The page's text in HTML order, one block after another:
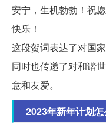
安宁，生机勃勃！祝
快乐！
这段贺词表达了对国
同时也传递了对和谐
意和友爱。
2023年新年计划